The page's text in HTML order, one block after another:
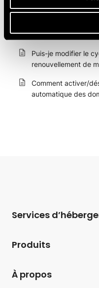
Comment puis -je
domaine ?
Puis-je modifier le
renouvellement de
Comment activer/
automatique des
Services
Hébergement pour
Produits
À propos